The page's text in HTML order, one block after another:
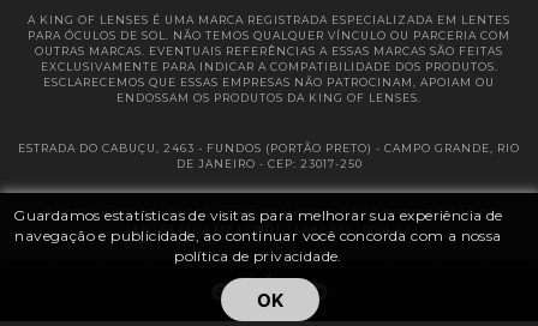
Guardamos estatísticas de visitas para melhorar sua experiência de
navegação e publicidade, ao continuar você concorda com a nossa
política de privacidade.
OK
A KING OF LENSES É UMA MARCA REGISTRADA ESPECIALIZADA EM LENTES
PARA ÓCULOS DE SOL. NÃO TEMOS QUALQUER VÍNCULO OU PARCERIA COM
OUTRAS MARCAS. EVENTUAIS REFERÊNCIAS A ESSAS MARCAS SÃO FEITAS
EXCLUSIVAMENTE PARA INDICAR A COMPATIBILIDADE DOS PRODUTOS.
ESCLARECEMOS QUE ESSAS EMPRESAS NÃO PATROCINAM, APOIAM OU
ENDOSSAM OS PRODUTOS DA KING OF LENSES.
ESTRADA DO CABUÇU, 2463 - FUNDOS (PORTÃO PRETO) - CAMPO GRANDE, RIO
DE JANEIRO - CEP: 23017-250
@ 2025 | KING OF LENSES - KING OF IMPORTAÇÃO E DISTRIBUIÇÃO DE
LENTES LTDA ME | CNPJ: 13.682.533 / 0001-42